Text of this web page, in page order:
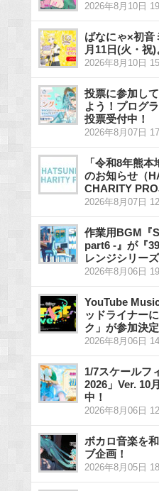
2026年8月10日
ばなにゃ×初
月11日(火・祝)
2026年8月10日
投票に参加し
よう！プログ
投票受付中！
2026年8月07日
「令和8年熊
のお知らせ（
CHARITY
2026年8月07日
作業用BGM『
part6 -』が『
レンジシリー
2026年8月06日
YouTube
ッドライナー
ク」が参加決定
2026年8月06日
1/7スケールフ
2026」Ver. 10
中！
2026年8月06日
ボカロ音楽を
ブ企画！
2026年8月05日